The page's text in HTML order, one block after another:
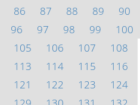
86 87 88 89
90
96 97 98 99
100
105 106 107
108
113 114 115
116
121 122 123
124